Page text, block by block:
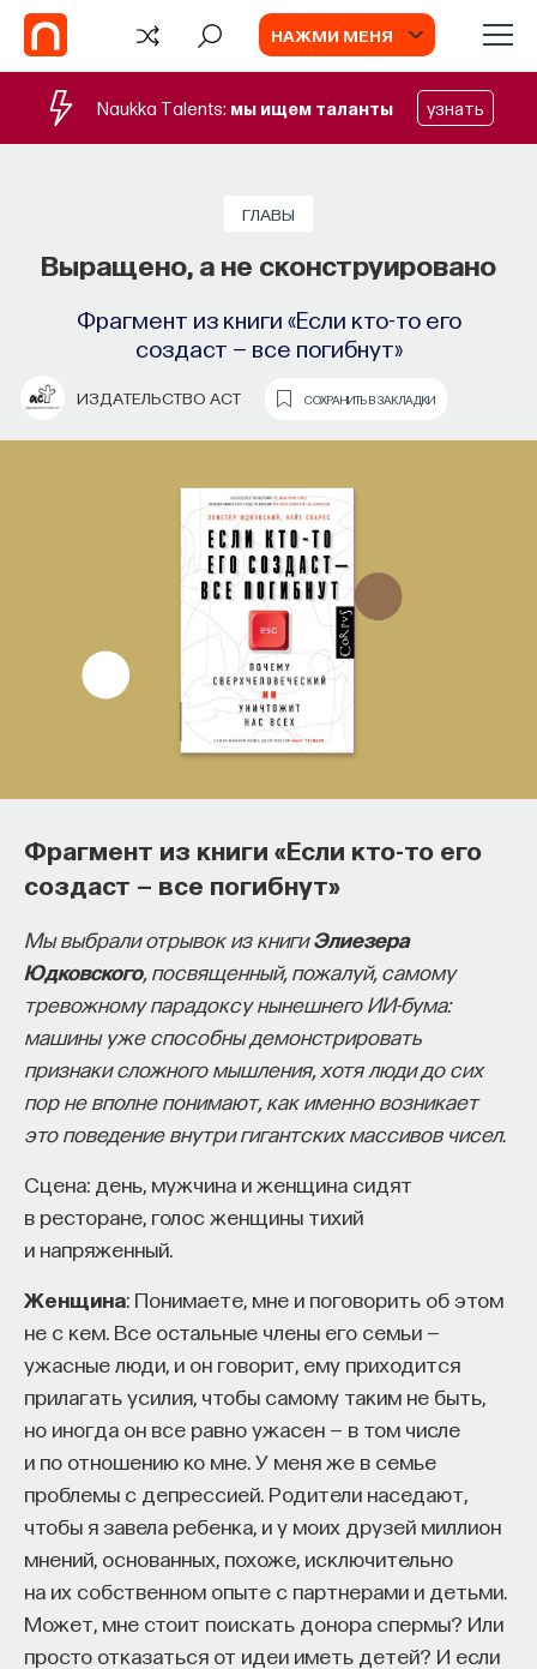
НАЖМИ МЕНЯ
Naukka Talents: мы ищем таланты узнать
ГЛАВЫ
Выращено, а не сконструировано
Фрагмент из книги «Если кто-то его
создаст — все погибнут»
ИЗДАТЕЛЬСТВО АСТ СОХРАНИТЬ В ЗАКЛАДКИ
Фрагмент из книги «Если кто-то его
создаст — все погибнут»
Мы выбрали отрывок из книгиЭлиезера
Юдковского, посвященный, пожалуй, самому
тревожному парадоксу нынешнего ИИ-бума:
машины уже способны демонстрировать
признаки сложного мышления, хотя люди до сих
пор не вполне понимают, как именно возникает
это поведение внутри гигантских массивов чисел.
Сцена: день, мужчина и женщина сидят
в ресторане, голос женщины тихий
и напряженный.
Женщина: Понимаете, мне и поговорить об этом
не с кем. Все остальные члены его семьи —
ужасные люди, и он говорит, ему приходится
прилагать усилия, чтобы самому таким не быть,
но иногда он все равно ужасен — в том числе
и по отношению ко мне. У меня же в семье
проблемы с депрессией. Родители наседают,
чтобы я завела ребенка, и у моих друзей миллион
мнений, основанных, похоже, исключительно
на их собственном опыте с партнерами и детьми.
Может, мне стоит поискать донора спермы? Или
просто отказаться от идеи иметь детей? И если